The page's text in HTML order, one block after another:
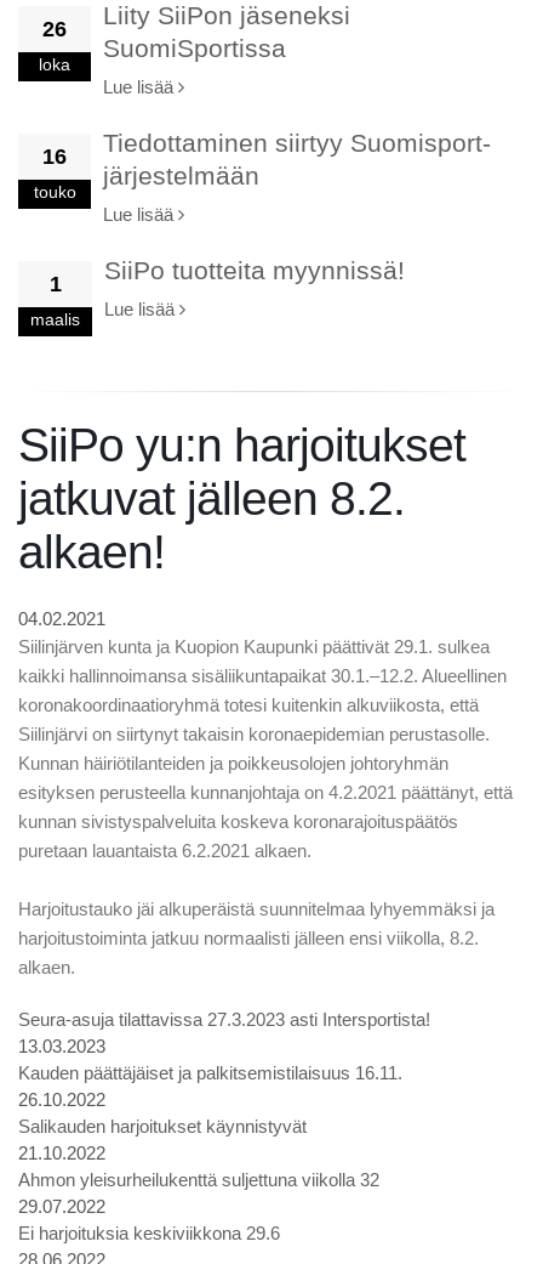
26
loka
Liity SiiPon jäseneksi
SuomiSportissa
Lue lisää
16
touko
Tiedottaminen siirtyy Suomisport-
järjestelmään
Lue lisää
1
maalis
SiiPo tuotteita myynnissä!
Lue lisää
SiiPo yu:n harjoitukset
jatkuvat jälleen 8.2.
alkaen!
04.02.2021
Siilinjärven kunta ja Kuopion Kaupunki päättivät 29.1. sulkea
kaikki hallinnoimansa sisäliikuntapaikat 30.1.–12.2. Alueellinen
koronakoordinaatioryhmä totesi kuitenkin alkuviikosta, että
Siilinjärvi on siirtynyt takaisin koronaepidemian perustasolle.
Kunnan häiriötilanteiden ja poikkeusolojen johtoryhmän
esityksen perusteella kunnanjohtaja on 4.2.2021 päättänyt, että
kunnan sivistyspalveluita koskeva koronarajoituspäätös
puretaan lauantaista 6.2.2021 alkaen.
Harjoitustauko jäi alkuperäistä suunnitelmaa lyhyemmäksi ja
harjoitustoiminta jatkuu normaalisti jälleen ensi viikolla, 8.2.
alkaen.
Seura-asuja tilattavissa 27.3.2023 asti Intersportista!
13.03.2023
Kauden päättäjäiset ja palkitsemistilaisuus 16.11.
26.10.2022
Salikauden harjoitukset käynnistyvät
21.10.2022
Ahmon yleisurheilukenttä suljettuna viikolla 32
29.07.2022
Ei harjoituksia keskiviikkona 29.6
28.06.2022